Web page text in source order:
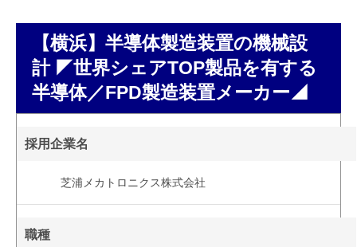
【横浜】半導体製造装置の機械設
計 ◤世界シェアTOP製品を有する
半導体／FPD製造装置メーカー◢
採用企業名
芝浦メカトロニクス株式会社
職種